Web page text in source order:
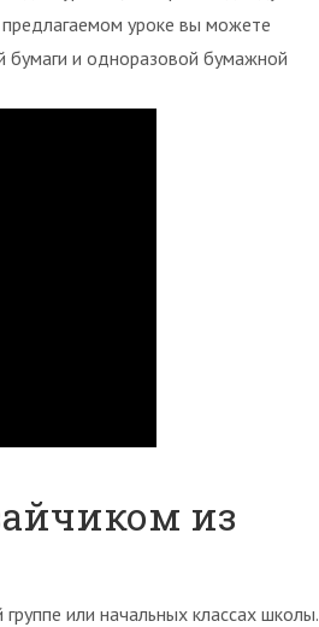
уроке вы можете
бумаги и одноразовой бумажной
из
или начальных классах школы.